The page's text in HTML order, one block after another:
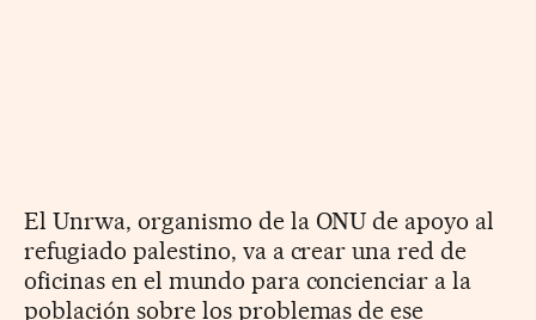
El Unrwa, organismo de la ONU de apoyo al
refugiado palestino, va a crear una red de
oficinas en el mundo para concienciar a la
población sobre los problemas de ese